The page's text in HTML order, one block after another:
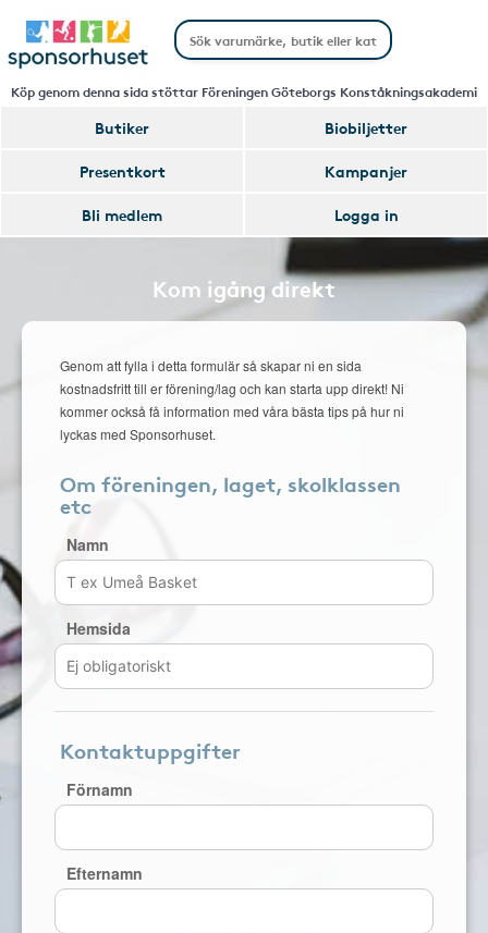
Köp genom denna sida stöttar Föreningen Göteborgs Konståkningsakademi
Butiker
Biobiljetter
Presentkort
Kampanjer
Bli medlem
Logga in
Kom igång direkt
Genom att fylla i detta formulär så skapar ni en sida
kostnadsfritt till er förening/lag och kan starta upp direkt! Ni
kommer också få information med våra bästa tips på hur ni
lyckas med Sponsorhuset.
Om föreningen, laget, skolklassen
etc
Namn
Hemsida
Kontaktuppgifter
Förnamn
Efternamn